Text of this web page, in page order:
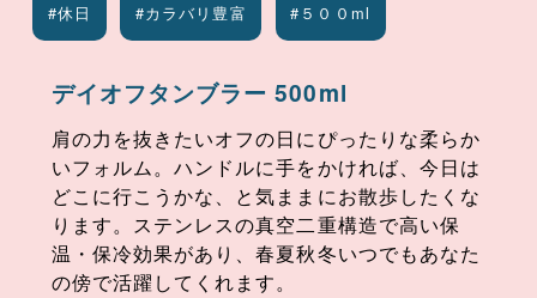
#休日 #カラバリ豊富 #５００ml
デイオフタンブラー 500ml
肩の力を抜きたいオフの日にぴったりな柔らか
いフォルム。ハンドルに手をかければ、今日は
どこに行こうかな、と気ままにお散歩したくな
ります。ステンレスの真空二重構造で高い保
温・保冷効果があり、春夏秋冬いつでもあなた
の傍で活躍してくれます。